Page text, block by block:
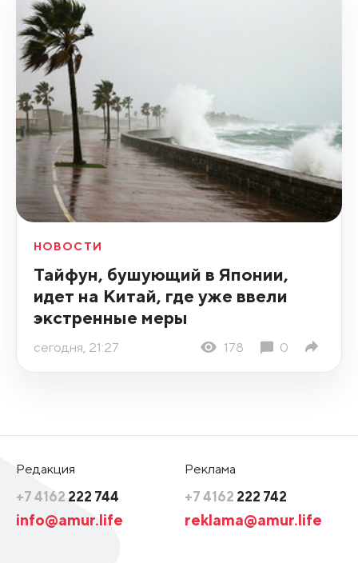
НОВОСТИ
Тайфун, бушующий в Японии,
идет на Китай, где уже ввели
экстренные меры
сегодня, 21:27 178 0
Редакция
+7 4162 222 744
info@amur.life
Реклама
+7 4162 222 742
reklama@amur.life